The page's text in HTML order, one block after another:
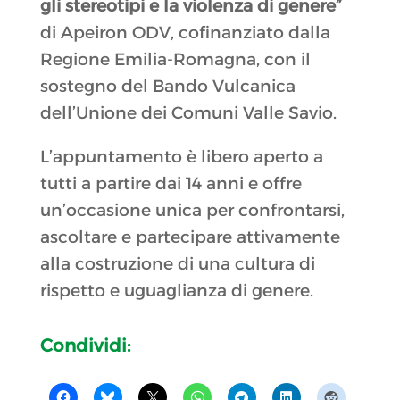
gli stereotipi e la violenza di genere”
di Apeiron ODV, cofinanziato dalla
Regione Emilia-Romagna, con il
sostegno del Bando Vulcanica
dell’Unione dei Comuni Valle Savio.
L’appuntamento è libero aperto a
tutti a partire dai 14 anni e offre
un’occasione unica per confrontarsi,
ascoltare e partecipare attivamente
alla costruzione di una cultura di
rispetto e uguaglianza di genere.
Condividi: